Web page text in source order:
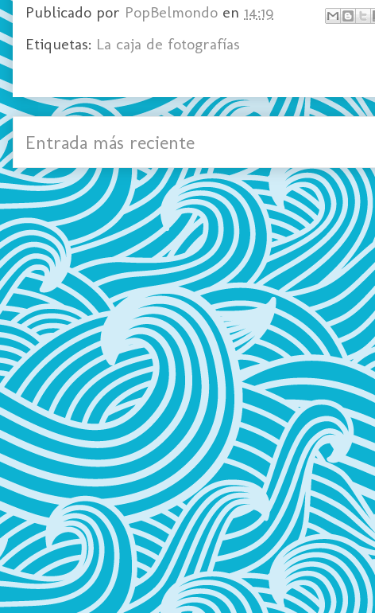
Publicado por PopBelmondo en 14:19
Etiquetas: La caja de fotografías
Entrada más reciente